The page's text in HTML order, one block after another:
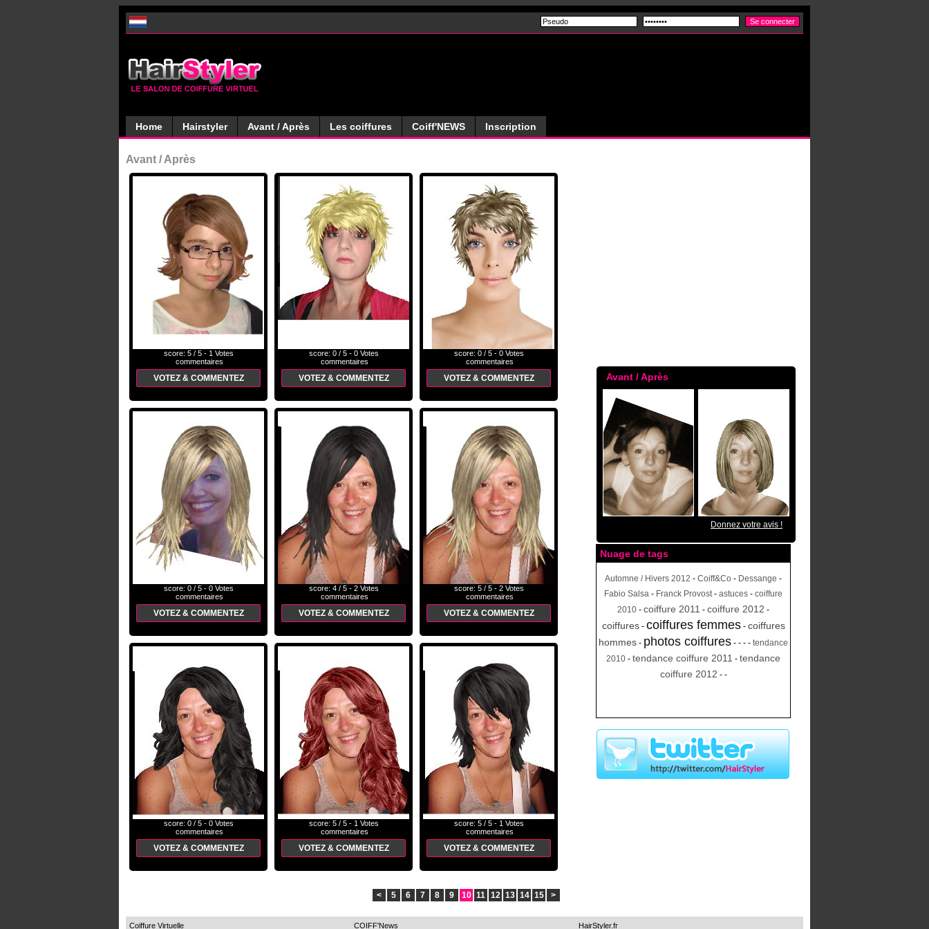
Home Hairstyler Avant / Après Les coiffures Coiff'NEWS Inscription
Avant / Après
score: 5 / 5 - 1 Votes
commentaires
VOTEZ & COMMENTEZ
score: 0 / 5 - 0 Votes
commentaires
VOTEZ & COMMENTEZ
score: 0 / 5 - 0 Votes
commentaires
VOTEZ & COMMENTEZ
score: 0 / 5 - 0 Votes
commentaires
VOTEZ & COMMENTEZ
score: 4 / 5 - 2 Votes
commentaires
VOTEZ & COMMENTEZ
score: 5 / 5 - 2 Votes
commentaires
VOTEZ & COMMENTEZ
score: 0 / 5 - 0 Votes
commentaires
VOTEZ & COMMENTEZ
score: 5 / 5 - 1 Votes
commentaires
VOTEZ & COMMENTEZ
score: 5 / 5 - 1 Votes
commentaires
VOTEZ & COMMENTEZ
< 5 6 7 8 9 10 11 12 13 14 15 >
Avant / Après
Donnez votre avis !
Nuage de tags
Automne / Hivers 2012 - Coiff&Co - Dessange -
Fabio Salsa - Franck Provost- astuces - coiffure
2010 - coiffure 2011 - coiffure 2012 -
coiffures- coiffures femmes- coiffures
hommes - photos coiffures - - - - tendance
2010 - tendance coiffure 2011 - tendance
coiffure 2012 - -
Coiffure Virtuelle COIFF'News HairStyler.fr